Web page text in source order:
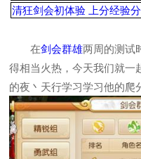
清狂剑会初体验 上分经验
在剑会群雄两周的测试
得相当火热，今天我们就一
的夜丶天行学习学习他的爬